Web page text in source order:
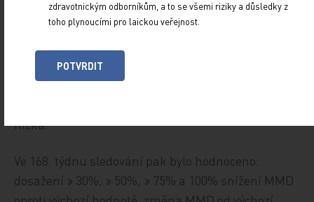
s bezpečnostním profilem pozorovaným v jiných
dlouhodobých studiích s erenumabem a dalšími
účinků (≥ 10 %) byly zaznamenány
nazofaryngitida, chřipka a bolesti zad. Četnost
nízká.
Ve 168. týdnu sledování pak bylo hodnoceno:
dosažení ≥ 30%, ≥ 50%, ≥ 75% a 100% snížení MMD
zdravotnickým odborníkům, a to se všemi riziky a důsledky z
toho plynoucími pro laickou veřejnost.
POTVRDIT